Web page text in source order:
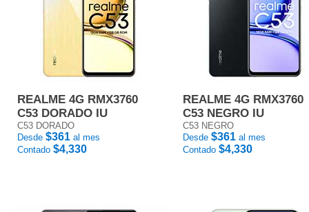
REALME 4G RMX3760
C53 DORADO IU
C53 DORADO
Desde $361 al mes
Contado $4,330
REALME 4G RMX3760
C53 NEGRO IU
C53 NEGRO
Desde $361 al mes
Contado $4,330